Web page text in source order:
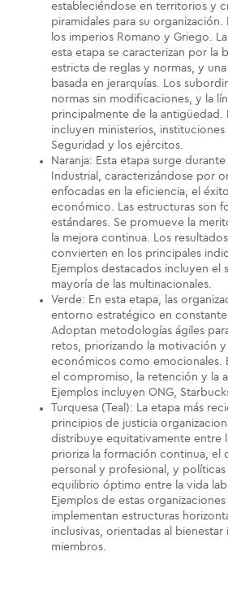
estableciéndose en territorios y
piramidales para su
los imperios Romano y Griego.
esta etapa se caracterizan por la
estricta de reglas y normas, y
basada en jerarquías. Los
normas sin modificaciones, y la
principalmente de la antigüedad.
incluyen ministerios, instituciones
Seguridad y los ejércitos.
Naranja: Esta etapa surge
Industrial, caracterizándose por
enfocadas en la eficiencia, el
económico. Las estructuras son
estándares. Se promueve la
la mejora continua. Los
convierten en los principales
Ejemplos destacados incluyen el
mayoría de las multinacionales.
Verde: En esta etapa, las
entorno estratégico en
Adoptan metodologías ágiles
retos, priorizando la motivación
económicos como emocionales.
el compromiso, la retención y la
Ejemplos incluyen ONG,
Turquesa (Teal): La etapa más
principios de justicia
distribuye equitativamente entre
prioriza la formación continua, el
personal y profesional, y
equilibrio óptimo entre la vida
Ejemplos de estas
implementan estructuras
inclusivas, orientadas al bienestar
miembros.